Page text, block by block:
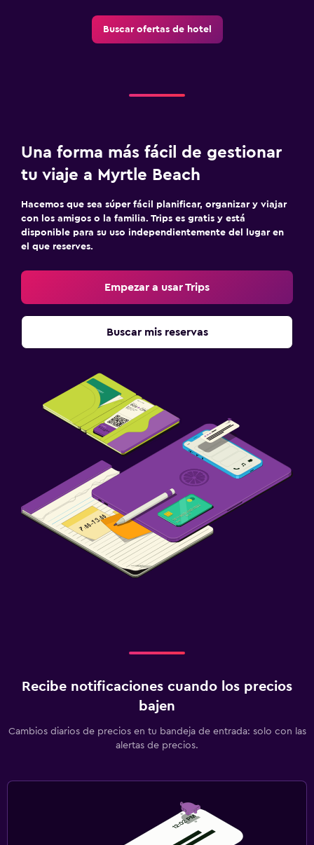
Buscar ofertas de hotel
Una forma más fácil de gestionar
tu viaje a Myrtle Beach
Hacemos que sea súper fácil planificar, organizar y viajar
con los amigos o la familia. Trips es gratis y está
disponible para su uso independientemente del lugar en
el que reserves.
Empezar a usar Trips
Buscar mis reservas
Recibe notificaciones cuando los precios
bajen
Cambios diarios de precios en tu bandeja de entrada: solo con las
alertas de precios.